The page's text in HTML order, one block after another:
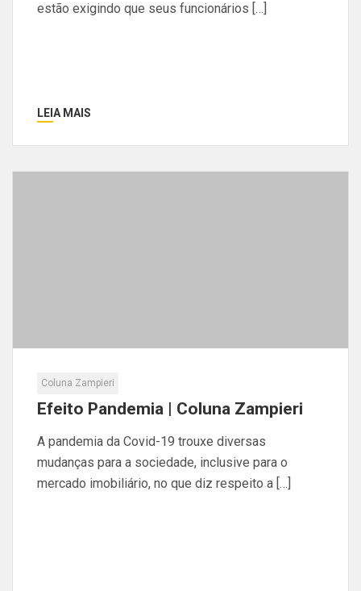
estão exigindo que seus funcionários […]
LEIA MAIS
Coluna Zampieri
Efeito Pandemia | Coluna Zampieri
A pandemia da Covid-19 trouxe diversas
mudanças para a sociedade, inclusive para o
mercado imobiliário, no que diz respeito a […]